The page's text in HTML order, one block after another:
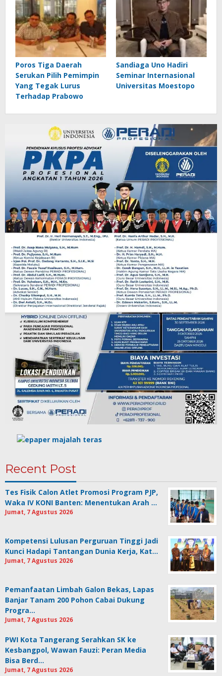
Poros Tiga Daerah
Serukan Pilih Pemimpin
Yang Tegak Lurus
Terhadap Prabowo
Sandiaga Uno Hadiri
Seminar Internasional
Universitas Moestopo
Recent Post
Tes Fisik Calon Atlet Promosi Program PJP,
Waka IV KONI Banten: Menentukan Arah …
Jumat, 7 Agustus 2026
Kompetensi Lulusan Perguruan Tinggi Jadi
Kunci Hadapi Tantangan Dunia Kerja, Kat…
Jumat, 7 Agustus 2026
Pemanfaatan Limbah Galon Bekas, Lapas
Banjar Tanam 200 Pohon Cabai Dukung
Progra…
Jumat, 7 Agustus 2026
PWI Kota Tangerang Serahkan SK ke
Kesbangpol, Wawan Fauzi: Peran Media
Bisa Berd…
Jumat, 7 Agustus 2026